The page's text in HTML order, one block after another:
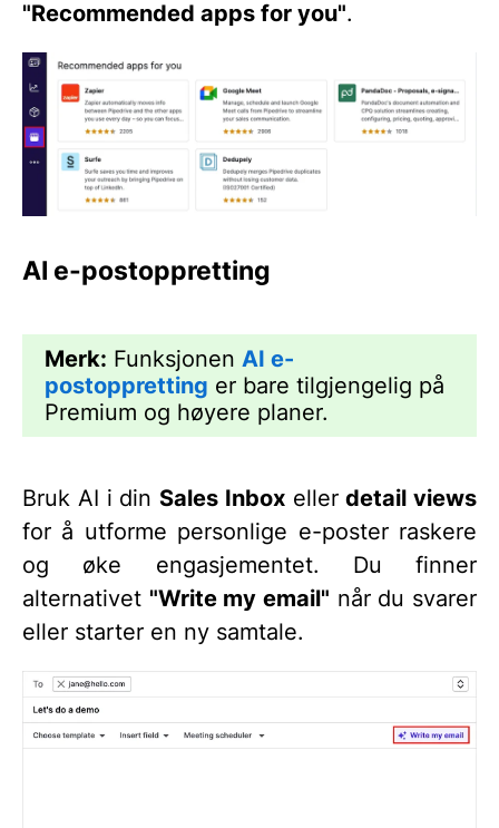
"Recommended apps for you".
AI e-postoppretting
Merk: Funksjonen AI e-
postoppretting er bare tilgjengelig på
Premium og høyere planer.
Bruk AI i din Sales Inboxellerdetail views
for å utforme personlige e-poster raskere
og øke engasjementet. Du finner
alternativet "Write my email" når du svarer
eller starter en ny samtale.